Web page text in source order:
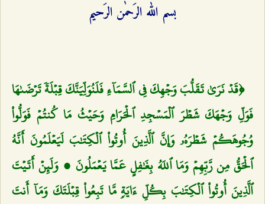
بسم الله الرَحمٰن الرَحيم
﴿قَدۡ نَرَىٰ تَقَلُّبَ وَجۡهِكَ فِي ٱلسَّمَآءِ فَلَنُوَلِّيَنَّكَ قِبۡلَةٗ تَرۡضَىٰهَا
فَوَلِّ وَجۡهَكَ شَطۡرَ ٱلۡمَسۡجِدِ ٱلۡحَرَامِ وَحَيۡثُ مَا كُنتُمۡ فَوَلُّواْ
وُجُوهَكُمۡ شَطۡرَهُۥ وَإِنَّ ٱلَّذِينَ أُوتُواْ ٱلۡكِتَٰبَ لَيَعۡلَمُونَ أَنَّهُ
ٱلۡحَقُّ مِن رَّبِّهِمۡ وَمَا ٱللَهُ بِغَٰفِلٍ عَمَّا يَعۡمَلُونَ ، وَلَئِنۡ أَتَيۡتَ
ٱلَّذِينَ أُوتُواْ ٱلۡكِتَٰبَ بِكُلِّ ءَايَةٖ مَّا تَبِعُواْ قِبۡلَتَكَ وَمَآ أَنتَ